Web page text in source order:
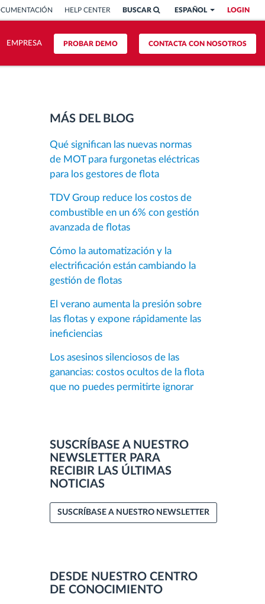
LOGIN
ESPAÑOL
BUSCAR
HELP CENTER
CONTACTA CON NOSOTROS
PROBAR DEMO
EMPRESA
MÁS DEL BLOG
Qué significan las nuevas normas
de MOT para furgonetas eléctricas
para los gestores de flota
TDV Group reduce los costos de
combustible en un 6% con gestión
avanzada de flotas
Cómo la automatización y la
electrificación están cambiando la
gestión de flotas
El verano aumenta la presión sobre
las flotas y expone rápidamente las
ineficiencias
Los asesinos silenciosos de las
ganancias: costos ocultos de la flota
que no puedes permitirte ignorar
SUSCRÍBASE A NUESTRO
NEWSLETTER PARA
RECIBIR LAS ÚLTIMAS
NOTICIAS
SUSCRÍBASE A NUESTRO NEWSLETTER
DESDE NUESTRO CENTRO
DE CONOCIMIENTO